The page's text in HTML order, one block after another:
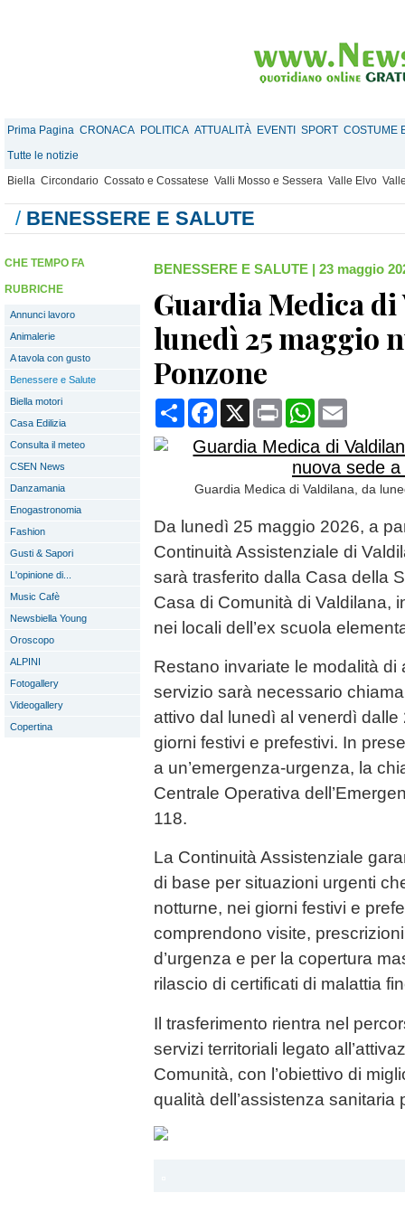
Prima Pagina CRONACA POLITICA ATTUALITÀ EVENTI SPORT COSTUME
Tutte le notizie
Biella Circondario Cossato e Cossatese Valli Mosso e Sessera Valle Elvo
/ BENESSERE E SALUTE
CHE TEMPO FA
RUBRICHE
Annunci lavoro
Animalerie
A tavola con gusto
Benessere e Salute
Biella motori
Casa Edilizia
Consulta il meteo
CSEN News
Danzamania
Enogastronomia
Fashion
Gusti & Sapori
L'opinione di...
Music Cafè
Newsbiella Young
Oroscopo
ALPINI
Fotogallery
Videogallery
Copertina
BENESSERE E SALUTE | 23 maggio
Guardia Medica
lunedì 25 maggio
Ponzone
CondividiFacebook
X Print WhatsApp
Guardia Medica di Valdilana, da
Da lunedì 25 maggio 2026, a
Continuità Assistenziale di
sarà trasferito dalla Casa della
Casa di Comunità di Valdilana,
nei locali dell’ex scuola
Restano invariate le modalità
servizio sarà necessario
attivo dal lunedì al venerdì
giorni festivi e prefestivi. In
a un’emergenza-urgenza, la
Centrale Operativa
118.
La Continuità Assistenziale
di base per situazioni urgenti
notturne, nei giorni festivi e
comprendono visite,
d’urgenza e per la copertura
rilascio di certificati di malattia
Il trasferimento rientra nel
servizi territoriali legato
Comunità, con l’obiettivo di
qualità dell’assistenza sanitaria